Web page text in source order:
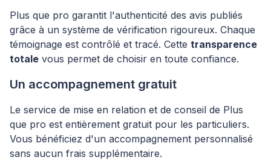
Plus que pro garantit l'authenticité des avis publiés
grâce à un système de vérification rigoureux. Chaque
témoignage est contrôlé et tracé. Cette transparence
totale vous permet de choisir en toute confiance.
Un accompagnement gratuit
Le service de mise en relation et de conseil de Plus
que pro est entièrement gratuit pour les particuliers.
Vous bénéficiez d'un accompagnement personnalisé
sans aucun frais supplémentaire.